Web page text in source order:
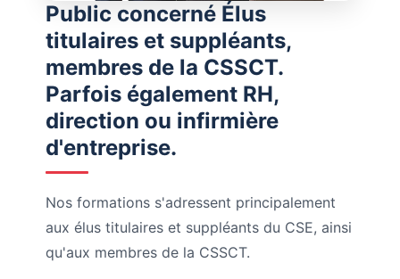
Public concerné Élus
titulaires et suppléants,
membres de la CSSCT.
Parfois également RH,
direction ou infirmière
d'entreprise.
Nos formations s'adressent principalement
aux élus titulaires et suppléants du CSE, ainsi
qu'aux membres de la CSSCT.